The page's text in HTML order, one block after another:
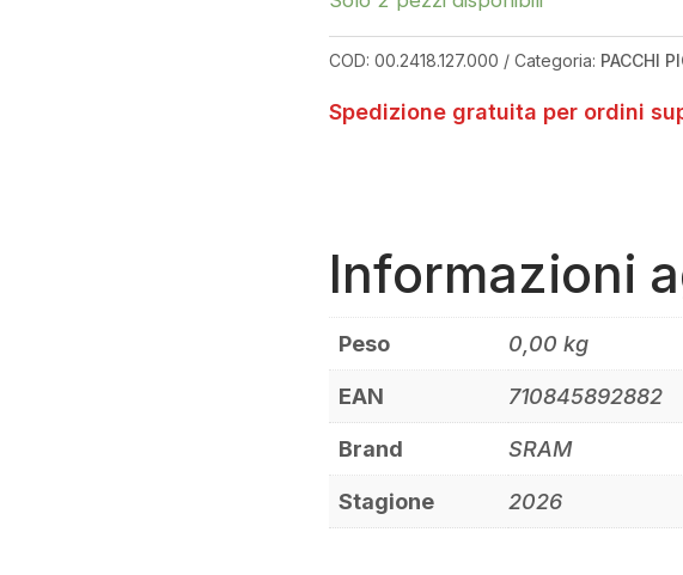
T-
TYPE
EAGLE
10-
COD:00.2418.127.000 Categoria: PACCHI
Spedizione gratuita per ordini
Informazioni
Peso 0,00 kg
EAN 710845892882
Brand SRAM
Stagione 2026